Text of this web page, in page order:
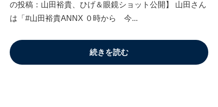
の投稿：山田裕貴、ひげ＆眼鏡ショット公開】 山田さん
は「#山田裕貴ANNX ０時から 今...
続きを読む